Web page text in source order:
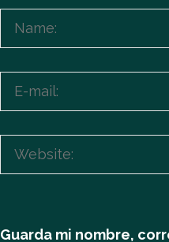
Guarda mi nombre,